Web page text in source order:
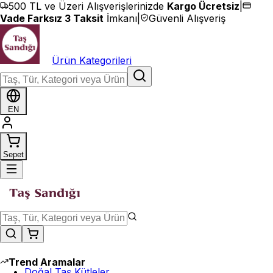
İçeriğe geç
500 TL ve Üzeri Alışverişlerinizde Kargo Ücretsiz
Vade Farksız 3 Taksit İmkanı Güvenli Alışveriş
Ürün Kategorileri
EN
Sepet
Trend Aramalar